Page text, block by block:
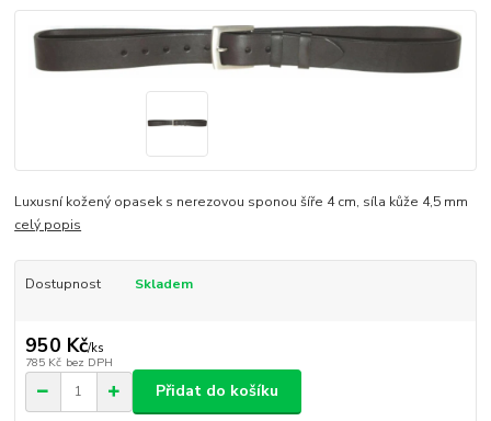
Luxusní kožený opasek s nerezovou sponou šíře 4 cm, síla kůže 4,5 mm
celý popis
Dostupnost Skladem
950 Kč/ks
785 Kč bez DPH
Přidat do košíku